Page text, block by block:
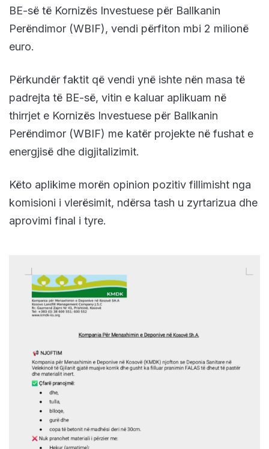
BE-së të Kornizës Investuese për Ballkanin
Perëndimor (WBIF), vendi përfiton mbi 2 milionë
euro.
Përkundër faktit që vendi ynë ishte nën masa të
padrejta të BE-së, vitin e kaluar aplikuam në
thirrjet e Kornizës Investuese për Ballkanin
Perëndimor (WBIF) me katër projekte në fushat e
energjisë dhe digjitalizimit.
Këto aplikime morën opinion pozitiv fillimisht nga
komisioni i vlerësimit, ndërsa tash u zyrtarizua dhe
aprovimi final i tyre.